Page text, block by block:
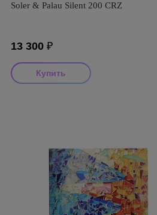
Soler & Palau Silent 200 CRZ
13 300 ₽